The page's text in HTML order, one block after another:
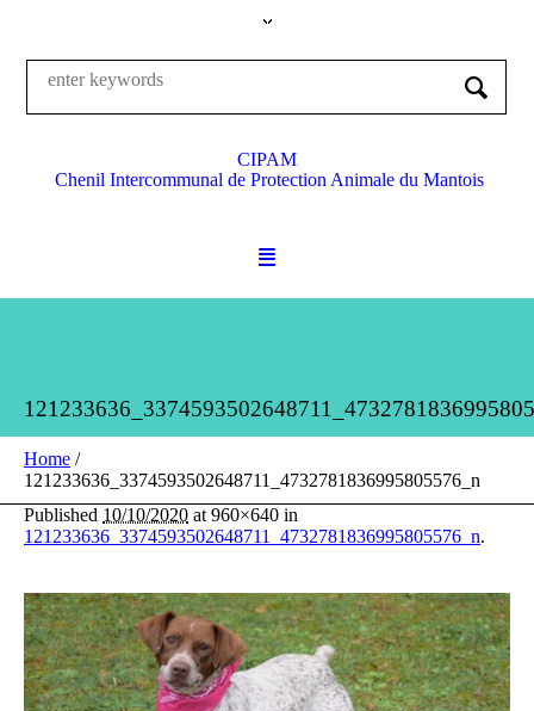
CIPAM
Chenil Intercommunal de Protection Animale du Mantois
Home /
121233636_3374593502648711_4732781836995805576_n
Published 10/10/2020 at 960×640 in
121233636_3374593502648711_4732781836995805576_n.